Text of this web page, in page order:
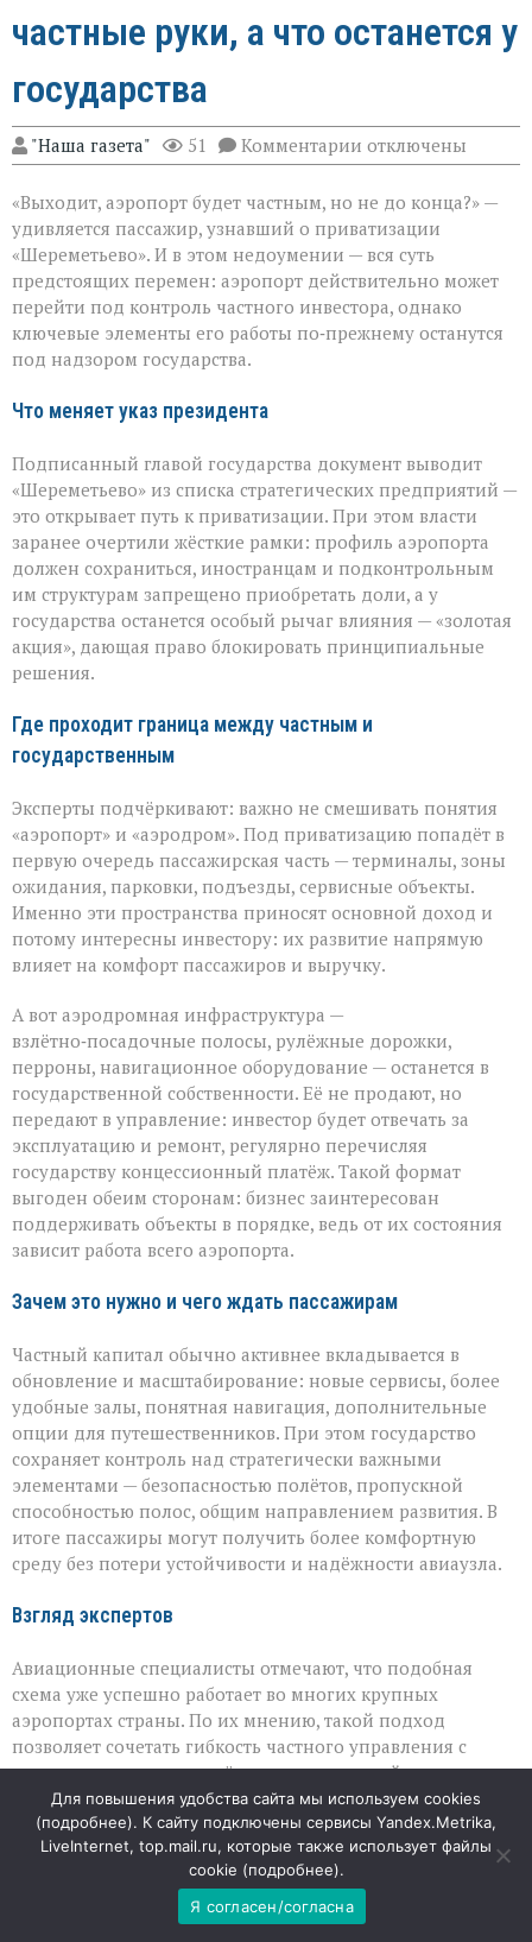
частные руки, а что останется у
государства
"Наша газета" 51 Комментарии к
записи
что
уйдёт
частные
руки,
а
что
останется
отключены
«Выходит, аэропорт будет частным, но не до конца?» —
удивляется пассажир, узнавший о приватизации
«Шереметьево». И в этом недоумении — вся суть
предстоящих перемен: аэропорт действительно может
перейти под контроль частного инвестора, однако
ключевые элементы его работы по‑прежнему останутся
под надзором государства.
Что меняет указ президента
Подписанный главой государства документ выводит
«Шереметьево» из списка стратегических предприятий —
это открывает путь к приватизации. При этом власти
заранее очертили жёсткие рамки: профиль аэропорта
должен сохраниться, иностранцам и подконтрольным
им структурам запрещено приобретать доли, а у
государства останется особый рычаг влияния — «золотая
акция», дающая право блокировать принципиальные
решения.
Где проходит граница между частным и
государственным
Эксперты подчёркивают: важно не смешивать понятия
«аэропорт» и «аэродром». Под приватизацию попадёт в
первую очередь пассажирская часть — терминалы, зоны
ожидания, парковки, подъезды, сервисные объекты.
Именно эти пространства приносят основной доход и
потому интересны инвестору: их развитие напрямую
влияет на комфорт пассажиров и выручку.
А вот аэродромная инфраструктура —
взлётно‑посадочные полосы, рулёжные дорожки,
перроны, навигационное оборудование — останется в
государственной собственности. Её не продают, но
передают в управление: инвестор будет отвечать за
эксплуатацию и ремонт, регулярно перечисляя
государству концессионный платёж. Такой формат
выгоден обеим сторонам: бизнес заинтересован
поддерживать объекты в порядке, ведь от их состояния
зависит работа всего аэропорта.
Зачем это нужно и чего ждать пассажирам
Частный капитал обычно активнее вкладывается в
обновление и масштабирование: новые сервисы, более
удобные залы, понятная навигация, дополнительные
опции для путешественников. При этом государство
сохраняет контроль над стратегически важными
элементами — безопасностью полётов, пропускной
способностью полос, общим направлением развития. В
итоге пассажиры могут получить более комфортную
среду без потери устойчивости и надёжности авиаузла.
Взгляд экспертов
Авиационные специалисты отмечают, что подобная
схема уже успешно работает во многих крупных
аэропортах страны. По их мнению, такой подход
позволяет сочетать гибкость частного управления с
гарантиями, которые даёт государственный контроль.
Главное — чтобы интересы бизнеса не шли вразрез с
потребностями пассажиров и требованиями
безопасности: именно для этого и предусмотрены
ограничения и механизмы надзора.
Для повышения удобства сайта мы используем cookies
(подробнее). К сайту подключены сервисы Yandex.Metrika,
LiveInternet, top.mail.ru, которые также использует файлы
cookie (подробнее).
Я согласен/согласна